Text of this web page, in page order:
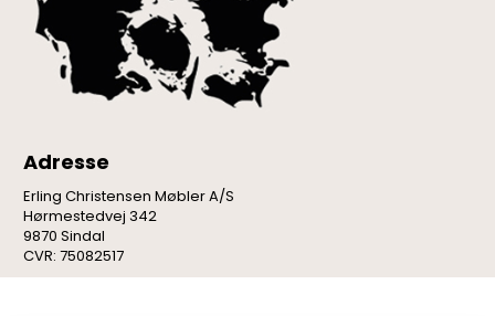
Adresse
Erling Christensen Møbler A/S
Hørmestedvej 342
9870 Sindal
CVR: 75082517